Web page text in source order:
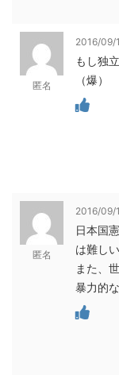
匿名
2016/09/
もし独
（爆）
匿名
2016/09/
日本国
は難し
また、
暴力的